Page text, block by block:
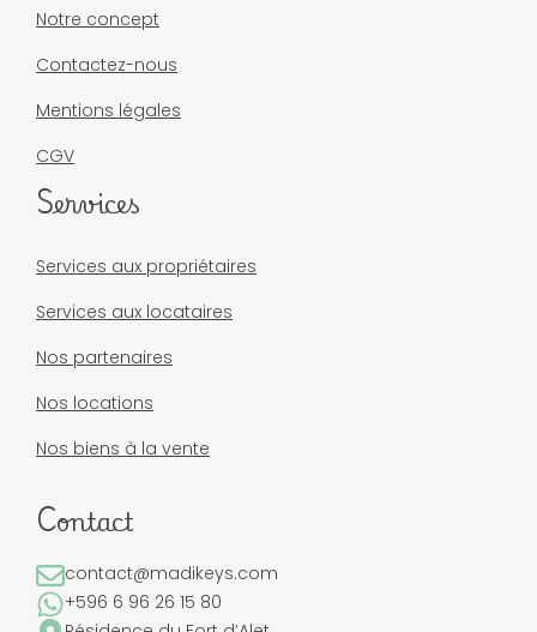
Notre concept
Contactez-nous
Mentions légales
CGV
Services
Services aux propriétaires
Services aux locataires
Nos partenaires
Nos locations
Nos biens à la vente
Contact
contact@madikeys.com
+596 6 96 26 15 80